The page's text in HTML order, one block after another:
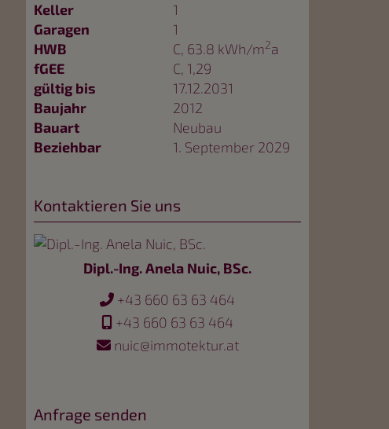
Keller
1
Garagen
1
HWB
C, 63.8 kWh/m2a
fGEE
C, 1,29
gültig bis
17.12.2031
Baujahr
2012
Bauart
Neubau
Beziehbar
1. September 2029
Kontaktieren Sie uns
Dipl.-Ing. Anela Nuic, BSc.
+43 660 63 63 464
+43 660 63 63 464
nuic@immotektur.at
Anfrage senden